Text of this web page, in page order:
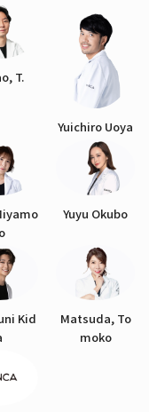
T.
Yuichiro Uoya
Yuyu Okubo
Kid
Matsuda, To
moko